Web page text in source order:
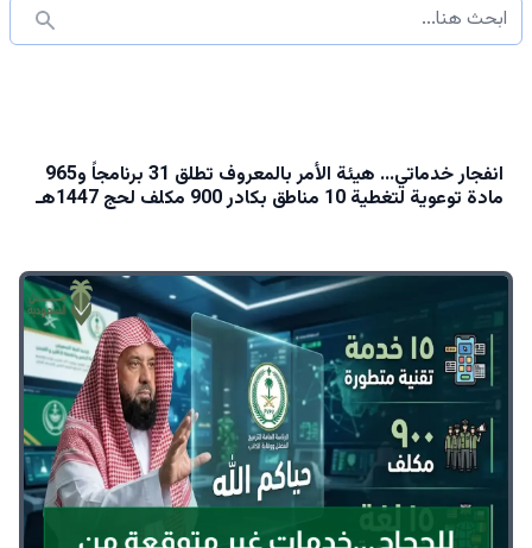
انفجار خدماتي… هيئة الأمر بالمعروف تطلق 31 برنامجاً و965
مادة توعوية لتغطية 10 مناطق بكادر 900 مكلف لحج 1447هـ